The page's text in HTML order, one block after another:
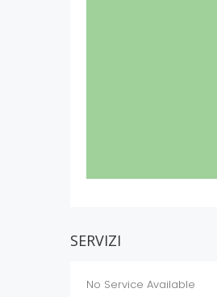
SERVIZI
No Service Available